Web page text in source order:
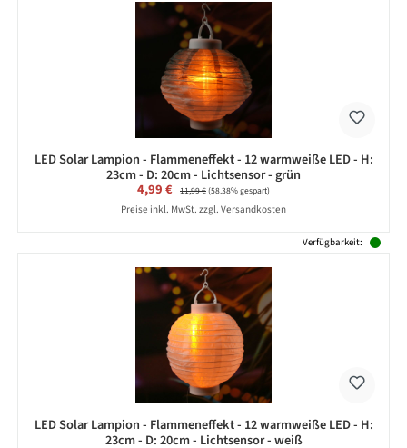
LED Solar Lampion - Flammeneffekt - 12 warmweiße LED - H:
23cm - D: 20cm - Lichtsensor - grün
Verkaufspreis:
4,99 € Regulärer Preis:
11,99 €(58.38% gespart)
Preise inkl. MwSt. zzgl. Versandkosten
Verfügbarkeit:
LED Solar Lampion - Flammeneffekt - 12 warmweiße LED - H:
23cm - D: 20cm - Lichtsensor - weiß